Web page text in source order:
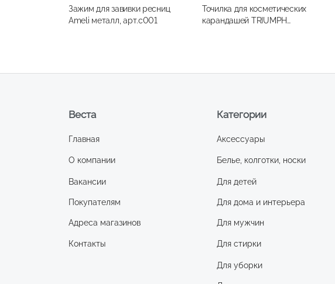
Зажим для завивки ресниц
Ameli металл, арт.с001
Точилка для косметических
карандашей ТRIUMPH
Категории
Аксессуары
Белье, колготки, носки
Для детей
Для дома и интерьера
Для мужчин
Для стирки
Для уборки
Веста
Главная
О компании
Вакансии
Покупателям
Адреса магазинов
Контакты